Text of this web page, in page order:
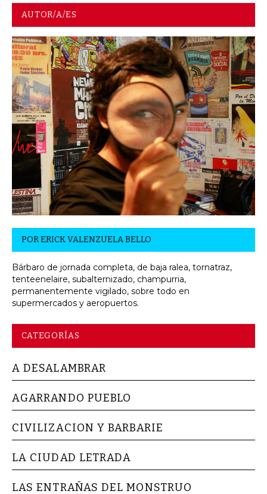
AUTOR/A/ES
PORERICK VALENZUELA BELLO
Bárbaro de jornada completa, de baja ralea, tornatraz,
tenteenelaire, subalternizado, champurria,
permanentemente vigilado, sobre todo en
supermercados y aeropuertos.
CATEGORÍAS
A DESALAMBRAR
AGARRANDO PUEBLO
CIVILIZACION Y BARBARIE
LA CIUDAD LETRADA
LAS ENTRAÑAS DEL MONSTRUO